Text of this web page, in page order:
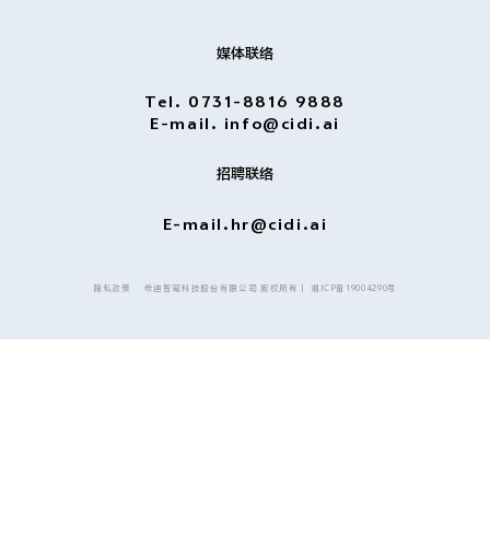
媒体联络
Tel. 0731-8816 9888
E-mail. info@cidi.ai
招聘联络
E-mail. hr@cidi.ai
隐私政策 希迪智驾科技股份有限公司 版权所有丨 湘ICP备19004290号